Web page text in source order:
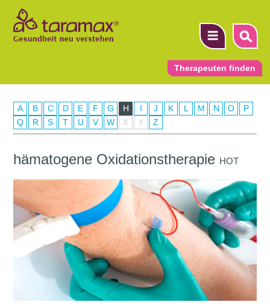
Therapeuten finden
A B C D E F G H I J K L M N O
P
Q
R S T U V W X Y Z
hämatogene Oxidationstherapie HOT